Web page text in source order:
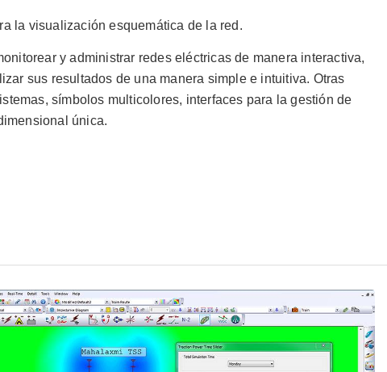
la visualización esquemática de la red.
y administrar redes eléctricas de manera interactiva,
sus resultados de una manera simple e intuitiva. Otras
símbolos multicolores, interfaces para la gestión de
única.